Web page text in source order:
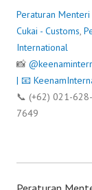
Peraturan
Cukai - Customs,
International
📸
| 📧
📞 (+62) 021-
7649